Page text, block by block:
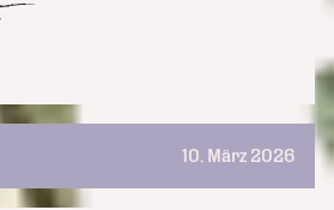
10. März 2026